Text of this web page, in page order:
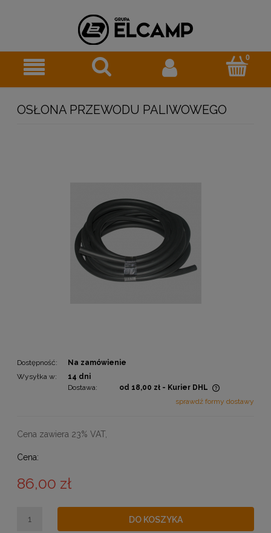
OSŁONA PRZEWODU PALIWOWEGO
Dostępność:
Na zamówienie
Wysyłka w:
14 dni
Dostawa:
od 18,00 zł - Kurier DHL
Cena nie zawiera ewentualnych kosztów płatności
sprawdź formy dostawy
Cena zawiera 23% VAT,
Cena:
86,00 zł
DO KOSZYKA